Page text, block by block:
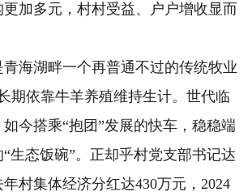
加多元，村村受益、户户增收显而
湖畔一个再普通不过的传统牧业
期依靠牛羊养殖维持生计。世代临
今搭乘“抱团”发展的快车，稳稳端
生态饭碗”。正却乎村党支部书记达
村集体经济分红达430万元，2024